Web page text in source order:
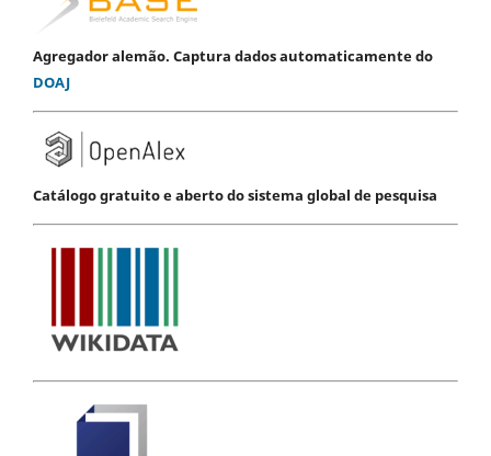
Agregador alemão. Captura dados automaticamente do
DOAJ
Catálogo gratuito e aberto do sistema global de pesquisa